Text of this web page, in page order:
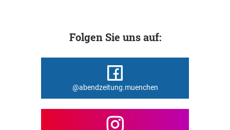
Folgen Sie uns auf:
@abendzeitung.muenchen